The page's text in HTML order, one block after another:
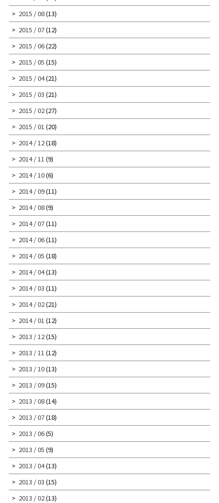
2015 / 08(13)
2015 / 07(12)
2015 / 06(22)
2015 / 05 (15)
2015 / 04(21)
2015 / 03 (21)
2015 / 02(27)
2015 / 01 (20)
2014 / 12(18)
2014 / 11 (9)
2014 / 10(6)
2014 / 09(11)
2014 / 08(9)
2014 / 07(11)
2014 / 06(11)
2014 / 05 (18)
2014 / 04(13)
2014 / 03 (11)
2014 / 02(21)
2014 / 01 (12)
2013 / 12(15)
2013 / 11 (12)
2013 / 10(13)
2013 / 09(15)
2013 / 08(14)
2013 / 07(18)
2013 / 06(5)
2013 / 05 (9)
2013 / 04(13)
2013 / 03 (15)
2013 / 02(13)